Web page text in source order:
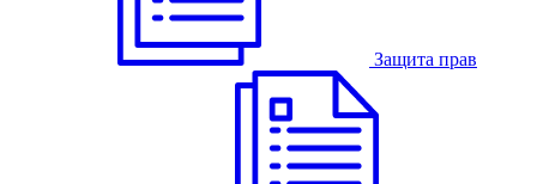
Защита прав